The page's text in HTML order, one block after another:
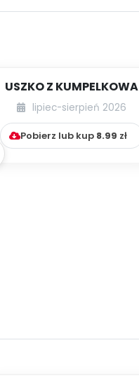
USZKO Z KUMPELKOWA
lipiec-sierpień 2026
Pobierz lub kup 8.99 zł